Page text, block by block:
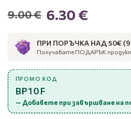
6.30 €
9.00 €
ПРИ ПОРЪЧКА НАД 50€
Получавате ПОДАРЪК
ПРОМО КОД
BP10F
— Добавете при завършване на